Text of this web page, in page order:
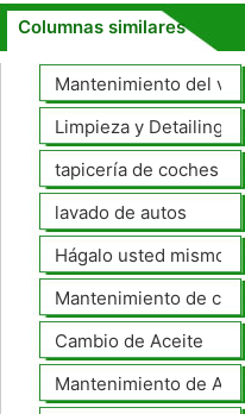
Columnas similares
Mantenimiento del
Limpieza y Detailing
tapicería de coches
lavado de autos
Hágalo usted mismo
Mantenimiento de
Cambio de Aceite
Mantenimiento de